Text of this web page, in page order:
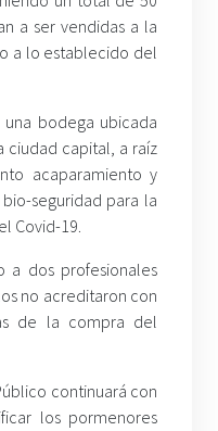
a ser vendidas a la
a lo establecido del
bodega ubicada
ciudad capital, a raíz
acaparamiento y
seguridad para la
Covid-19.
a dos profesionales
no acreditaron con
de la compra del
continuará con
los pormenores